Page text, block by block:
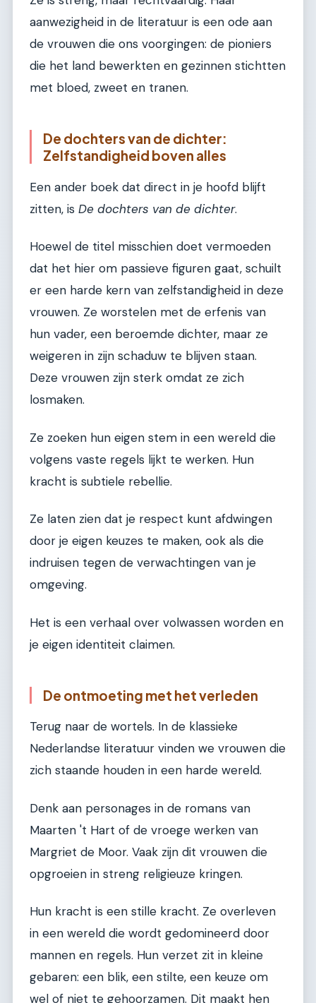
aanwezigheid in de literatuur is een ode aan
de vrouwen die ons voorgingen: de pioniers
die het land bewerkten en gezinnen stichtten
met bloed, zweet en tranen.
De dochters van de dichter:
Zelfstandigheid boven alles
Een ander boek dat direct in je hoofd blijft
zitten, is De dochters van de dichter.
Hoewel de titel misschien doet vermoeden
dat het hier om passieve figuren gaat, schuilt
er een harde kern van zelfstandigheid in deze
vrouwen. Ze worstelen met de erfenis van
hun vader, een beroemde dichter, maar ze
weigeren in zijn schaduw te blijven staan.
Deze vrouwen zijn sterk omdat ze zich
losmaken.
Ze zoeken hun eigen stem in een wereld die
volgens vaste regels lijkt te werken. Hun
kracht is subtiele rebellie.
Ze laten zien dat je respect kunt afdwingen
door je eigen keuzes te maken, ook als die
indruisen tegen de verwachtingen van je
omgeving.
Het is een verhaal over volwassen worden en
je eigen identiteit claimen.
De ontmoeting met het verleden
Terug naar de wortels. In de klassieke
Nederlandse literatuur vinden we vrouwen die
zich staande houden in een harde wereld.
Denk aan personages in de romans van
Maarten 't Hart of de vroege werken van
Margriet de Moor. Vaak zijn dit vrouwen die
opgroeien in streng religieuze kringen.
Hun kracht is een stille kracht. Ze overleven
in een wereld die wordt gedomineerd door
mannen en regels. Hun verzet zit in kleine
gebaren: een blik, een stilte, een keuze om
wel of niet te gehoorzamen. Dit maakt hen